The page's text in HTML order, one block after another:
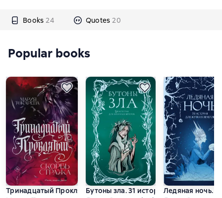
Books 24 Quotes 20
Popular books
Тринадцатый Проклятый. Скорбь Стража
Бутоны зла. 31 история для мрачных
Ледяная ночь.